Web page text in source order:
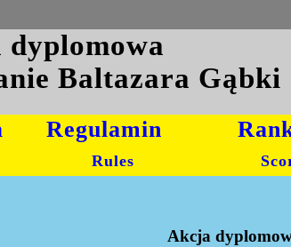
Baltazara Gąbki
Regulamin
Rules
Akcja